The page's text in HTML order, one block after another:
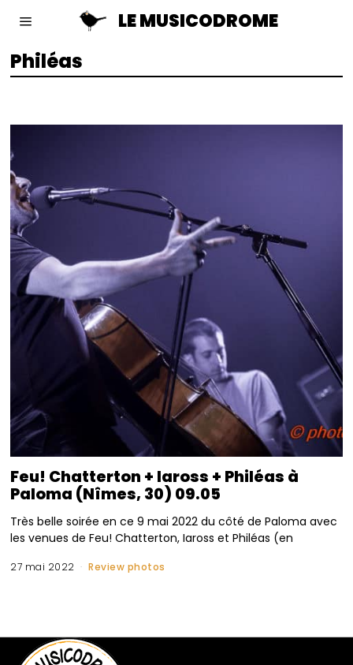
LE MUSICODROME
Philéas
Feu! Chatterton + Iaross + Philéas à
Paloma (Nîmes, 30) 09.05
Très belle soirée en ce 9 mai 2022 du côté de Paloma avec
les venues de Feu! Chatterton, Iaross et Philéas (en
27 mai 2022 Review photos